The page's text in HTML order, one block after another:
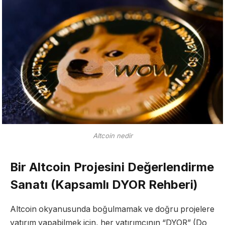
Altcoin nedir
Bir Altcoin Projesini Değerlendirme
Sanatı (Kapsamlı DYOR Rehberi)
Altcoin okyanusunda boğulmamak ve doğru projelere
yatırım yapabilmek için, her yatırımcının “DYOR” (Do